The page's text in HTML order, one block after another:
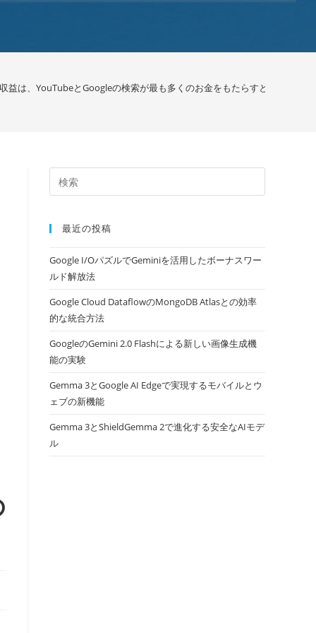
益は、YouTubeとGoogleの検索が最も多くのお金をもたらすと増加 / グー
最近の投稿
Google I/OパズルでGeminiを活用したボーナスワー
ルド解放法
Google Cloud DataflowのMongoDB Atlasとの効率
的な統合方法
GoogleのGemini 2.0 Flashによる新しい画像生成機
能の実験
Gemma 3とGoogle AI Edgeで実現するモバイルとウ
ェブの新機能
Gemma 3とShieldGemma 2で進化する安全なAIモデ
ル